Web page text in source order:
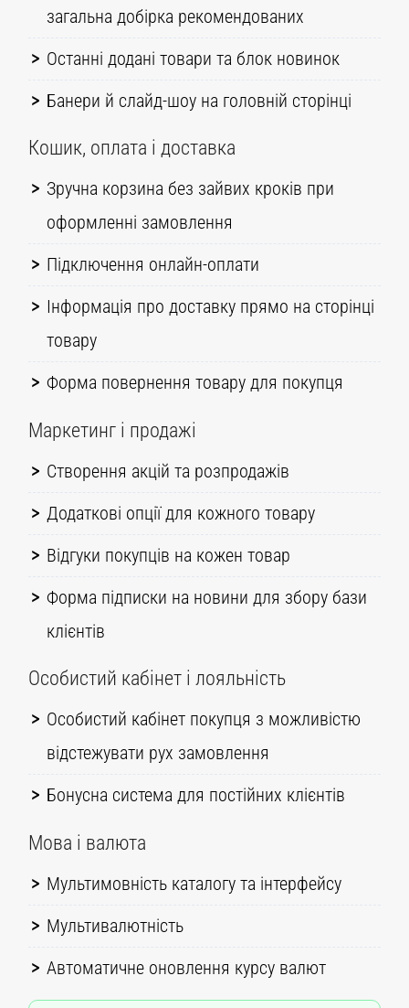
загальна добірка рекомендованих
Останні додані товари та блок новинок
Банери й слайд-шоу на головній сторінці
Кошик, оплата і доставка
Зручна корзина без зайвих кроків при
оформленні замовлення
Підключення онлайн-оплати
Інформація про доставку прямо на сторінці
товару
Форма повернення товару для покупця
Маркетинг і продажі
Створення акцій та розпродажів
Додаткові опції для кожного товару
Відгуки покупців на кожен товар
Форма підписки на новини для збору бази
клієнтів
Особистий кабінет і лояльність
Особистий кабінет покупця з можливістю
відстежувати рух замовлення
Бонусна система для постійних клієнтів
Мова і валюта
Мультимовність каталогу та інтерфейсу
Мультивалютність
Автоматичне оновлення курсу валют